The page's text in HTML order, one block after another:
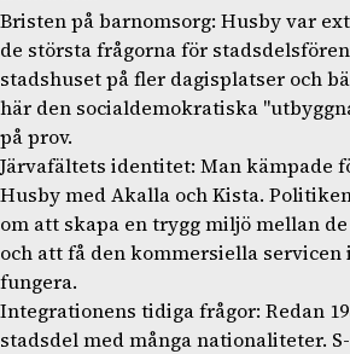
Bristen på barnomsorg: Husby var
de största frågorna för
stadshuset på fler dagisplatser och
här den socialdemokratiska
på prov.
Järvafältets identitet: Man kämpade
Husby med Akalla och Kista.
om att skapa en trygg miljö mellan
och att få den kommersiella
fungera.
Integrationens tidiga frågor: Redan
stadsdel med många nationaliteter.